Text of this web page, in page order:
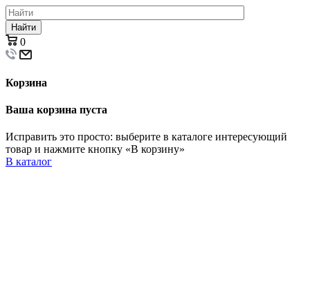
Найти
0
Корзина
Ваша корзина пуста
Исправить это просто: выберите в каталоге интересующий
товар и нажмите кнопку «В корзину»
В каталог